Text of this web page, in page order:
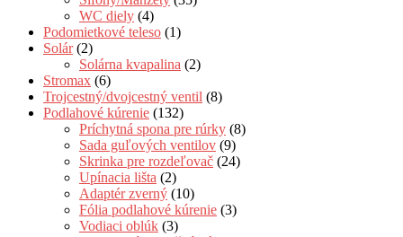
WC diely (4)
Podomietkové teleso (1)
Solár (2)
Solárna kvapalina (2)
Stromax (6)
Trojcestný/dvojcestný ventil (8)
Podlahové kúrenie (132)
Príchytná spona pre rúrky (8)
Sada guľových ventilov (9)
Skrinka pre rozdeľovač (24)
Upínacia lišta (2)
Adaptér zverný (10)
Fólia podlahové kúrenie (3)
Vodiaci oblúk (3)